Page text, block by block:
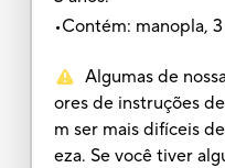
•Contém: manopla,
Algumas de
ores de instruções
m ser mais difíceis
eza. Se você tiver